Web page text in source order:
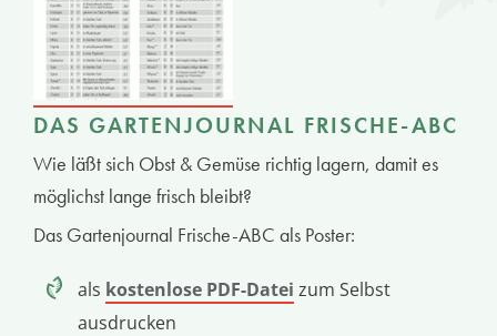
DAS GARTENJOURNAL FRISCHE-ABC
Wie läßt sich Obst & Gemüse richtig lagern, damit es
möglichst lange frisch bleibt?
Das Gartenjournal Frische-ABC als Poster:
als kostenlose PDF-Datei zum Selbst
ausdrucken